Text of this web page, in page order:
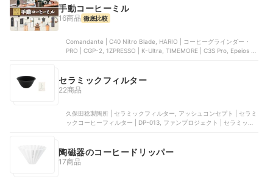
手動コーヒーミル
16商品 徹底比較
Comandante | C40 Nitro Blade, HARIO | コーヒーグラインダー・
PRO | CGP-2, 1ZPRESSO | K-Ultra, TIMEMORE | C3S Pro, Epeios |
セラミックフィルター
22商品
久保田稔製陶所 | セラミックフィルター, アッシュコンセプト | セラミ
ックコーヒーフィルター | DP-013, ファンプロジェクト | セラミック
陶磁器のコーヒードリッパー
17商品